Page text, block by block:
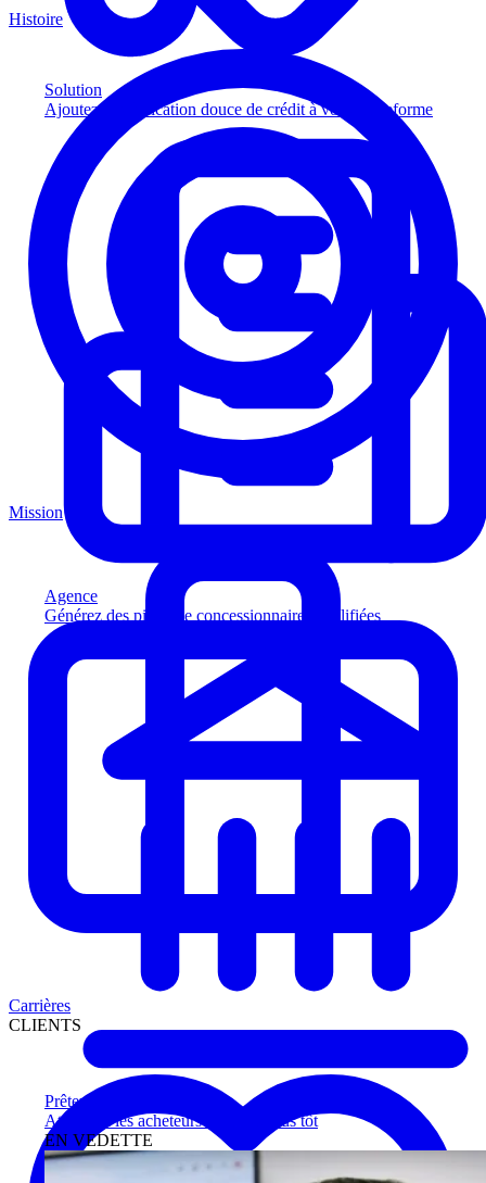
Solution
Ajoutez la vérification douce de crédit à votre plateforme
Agence
Générez des pistes de concessionnaires qualifiées
Prêteurs
Atteignez les acheteurs qualifiés plus tôt
EN VEDETTE
Histoire
Mission
Carrières
CLIENTS